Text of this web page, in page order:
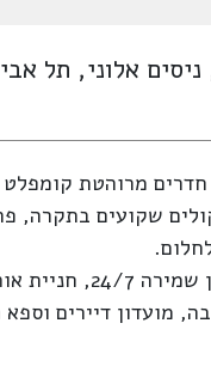
אלוני, תל
שקועים בתקרה,
במגדל מתקני
מועדון דיירים